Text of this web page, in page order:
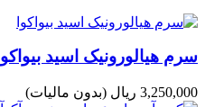
سرم هیالورونیک اسید بیواکوا
3,250,000 ریال (بدون مالیات)